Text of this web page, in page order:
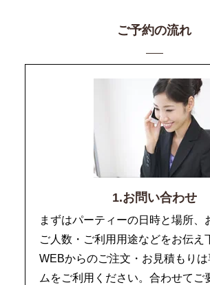
ご予約の流れ
1.お問い合わせ
まずはパーティーの日時と場所、
ご人数・ご利用用途などをお伝え
WEBからのご注文・お見積もり
ムをご利用ください。合わせてご